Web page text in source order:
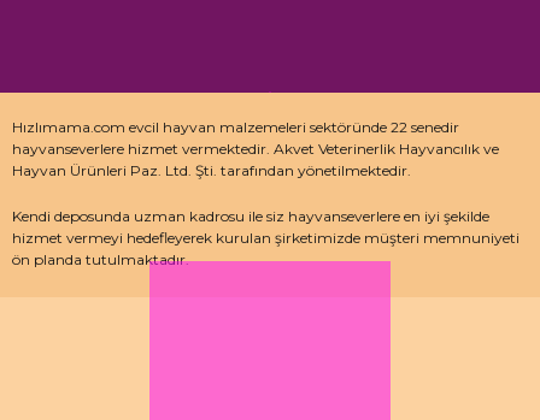
Hızlımama.com evcil hayvan malzemeleri sektöründe 22 senedir
hayvanseverlere hizmet vermektedir. Akvet Veterinerlik Hayvancılık ve
Hayvan Ürünleri Paz. Ltd. Şti. tarafından yönetilmektedir.
Kendi deposunda uzman kadrosu ile siz hayvanseverlere en iyi şekilde
hizmet vermeyi hedefleyerek kurulan şirketimizde müşteri memnuniyeti
ön planda tutulmaktadır.